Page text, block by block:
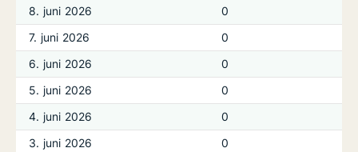
8. juni 2026
0
7. juni 2026
0
6. juni 2026
0
5. juni 2026
0
4. juni 2026
0
3. juni 2026
0